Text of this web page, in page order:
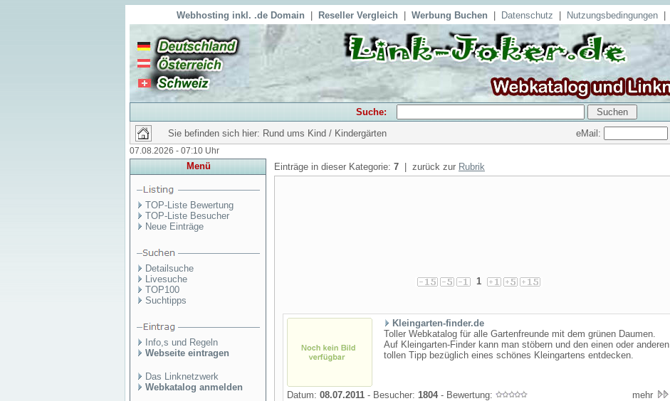
Webhosting inkl. .de Domain Reseller Vergleich Werbung Buchen Datenschutz Nutzungsbedingungen
Suche:
Sie befinden sich hier: Rund ums Kind / Kindergärten
eMail:
07.08.2026 - 07:10 Uhr
Menü
TOP-Liste Bewertung
TOP-Liste Besucher
Neue Einträge
Detailsuche
Livesuche
TOP100
Suchtipps
Info,s und Regeln
Webseite eintragen
Das Linknetzwerk
Webkatalog anmelden
Einträge in dieser Kategorie: 7 | zurück zur Rubrik
1
Kleingarten-finder.de
Toller Webkatalog für alle Gartenfreunde mit dem grünen Daumen.
Auf Kleingarten-Finder kann man stöbern und den einen oder anderen
tollen Tipp bezüglich eines schönes Kleingartens entdecken.
Datum: 08.07.2011 - Besucher: 1804- Bewertung: mehr